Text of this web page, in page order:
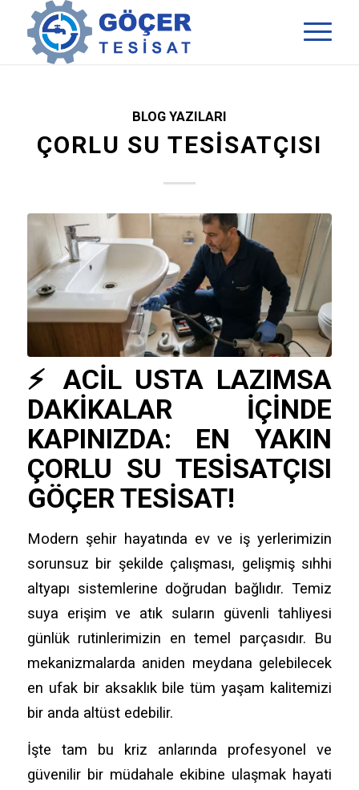
BLOG YAZILARI
ÇORLU SU TESISATÇISI
⚡ ACIL USTA LAZIMSA
DAKIKALAR İÇINDE
KAPINIZDA: EN YAKIN
ÇORLU SU TESISATÇISI
GÖÇER TESISAT!
Modern şehir hayatında ev ve iş yerlerimizin
sorunsuz bir şekilde çalışması, gelişmiş sıhhi
altyapı sistemlerine doğrudan bağlıdır. Temiz
suya erişim ve atık suların güvenli tahliyesi
günlük rutinlerimizin en temel parçasıdır. Bu
mekanizmalarda aniden meydana gelebilecek
en ufak bir aksaklık bile tüm yaşam kalitemizi
bir anda altüst edebilir.
İşte tam bu kriz anlarında profesyonel ve
güvenilir bir müdahale ekibine ulaşmak hayati